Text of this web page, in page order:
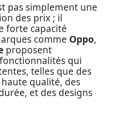
pas simplement une
des prix ; il
forte capacité
comme Oppo,
proposent
qui
telles que des
qualité, des
et des designs